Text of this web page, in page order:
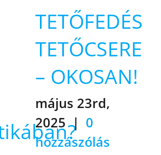
TETŐFEDÉS,
TETŐCSERE
– OKOSAN!
május 23rd,
2025 | 0
hozzászólás